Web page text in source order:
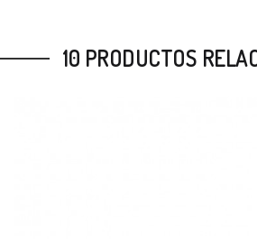
10 PRODUCTOS